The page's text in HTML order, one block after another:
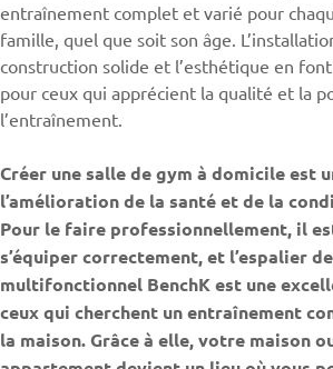
entraînement complet et varié pour
famille, quel que soit son âge.
construction solide et l’esthétique en
pour ceux qui apprécient la qualité et la
l’entraînement.
Créer une salle de gym à domicile est
l’amélioration de la santé et de la
Pour le faire professionnellement, il
s’équiper correctement, et l’espalier
multifonctionnel BenchK est une
ceux qui cherchent un entraînement
la maison. Grâce à elle, votre maison